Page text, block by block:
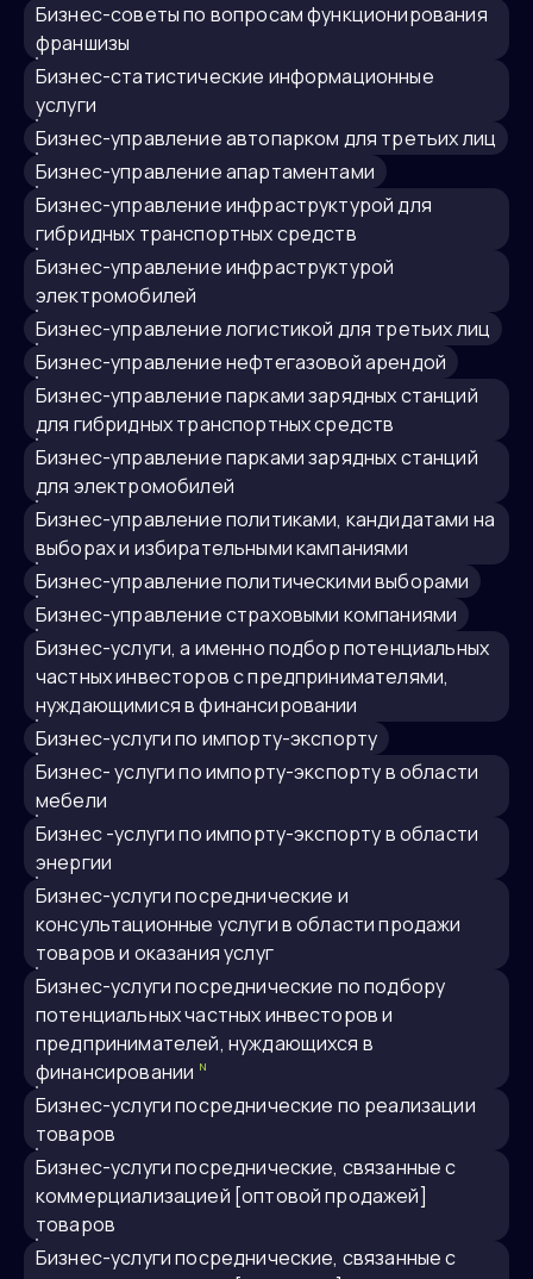
бизнес-советы по вопросам функционирования
франшизы
бизнес-статистические информационные
услуги
бизнес-управление автопарком для третьих лиц
бизнес-управление апартаментами
бизнес-управление инфраструктурой для
гибридных транспортных средств
бизнес-управление инфраструктурой
электромобилей
бизнес-управление логистикой для третьих лиц
бизнес-управление нефтегазовой арендой
бизнес-управление парками зарядных станций
для гибридных транспортных средств
бизнес-управление парками зарядных станций
для электромобилей
бизнес-управление политиками, кандидатами на
выборах и избирательными кампаниями
бизнес-управление политическими выборами
бизнес-управление страховыми компаниями
бизнес-услуги, а именно подбор потенциальных
частных инвесторов с предпринимателями,
нуждающимися в финансировании
бизнес-услуги по импорту-экспорту
бизнес- услуги по импорту-экспорту в области
мебели
бизнес -услуги по импорту-экспорту в области
энергии
бизнес-услуги посреднические и
консультационные услуги в области продажи
товаров и оказания услуг
бизнес-услуги посреднические по подбору
потенциальных частных инвесторов и
предпринимателей, нуждающихся в
финансировании N
бизнес-услуги посреднические по реализации
товаров
бизнес-услуги посреднические, связанные с
коммерциализацией [оптовой продажей]
товаров
бизнес-услуги посреднические, связанные с